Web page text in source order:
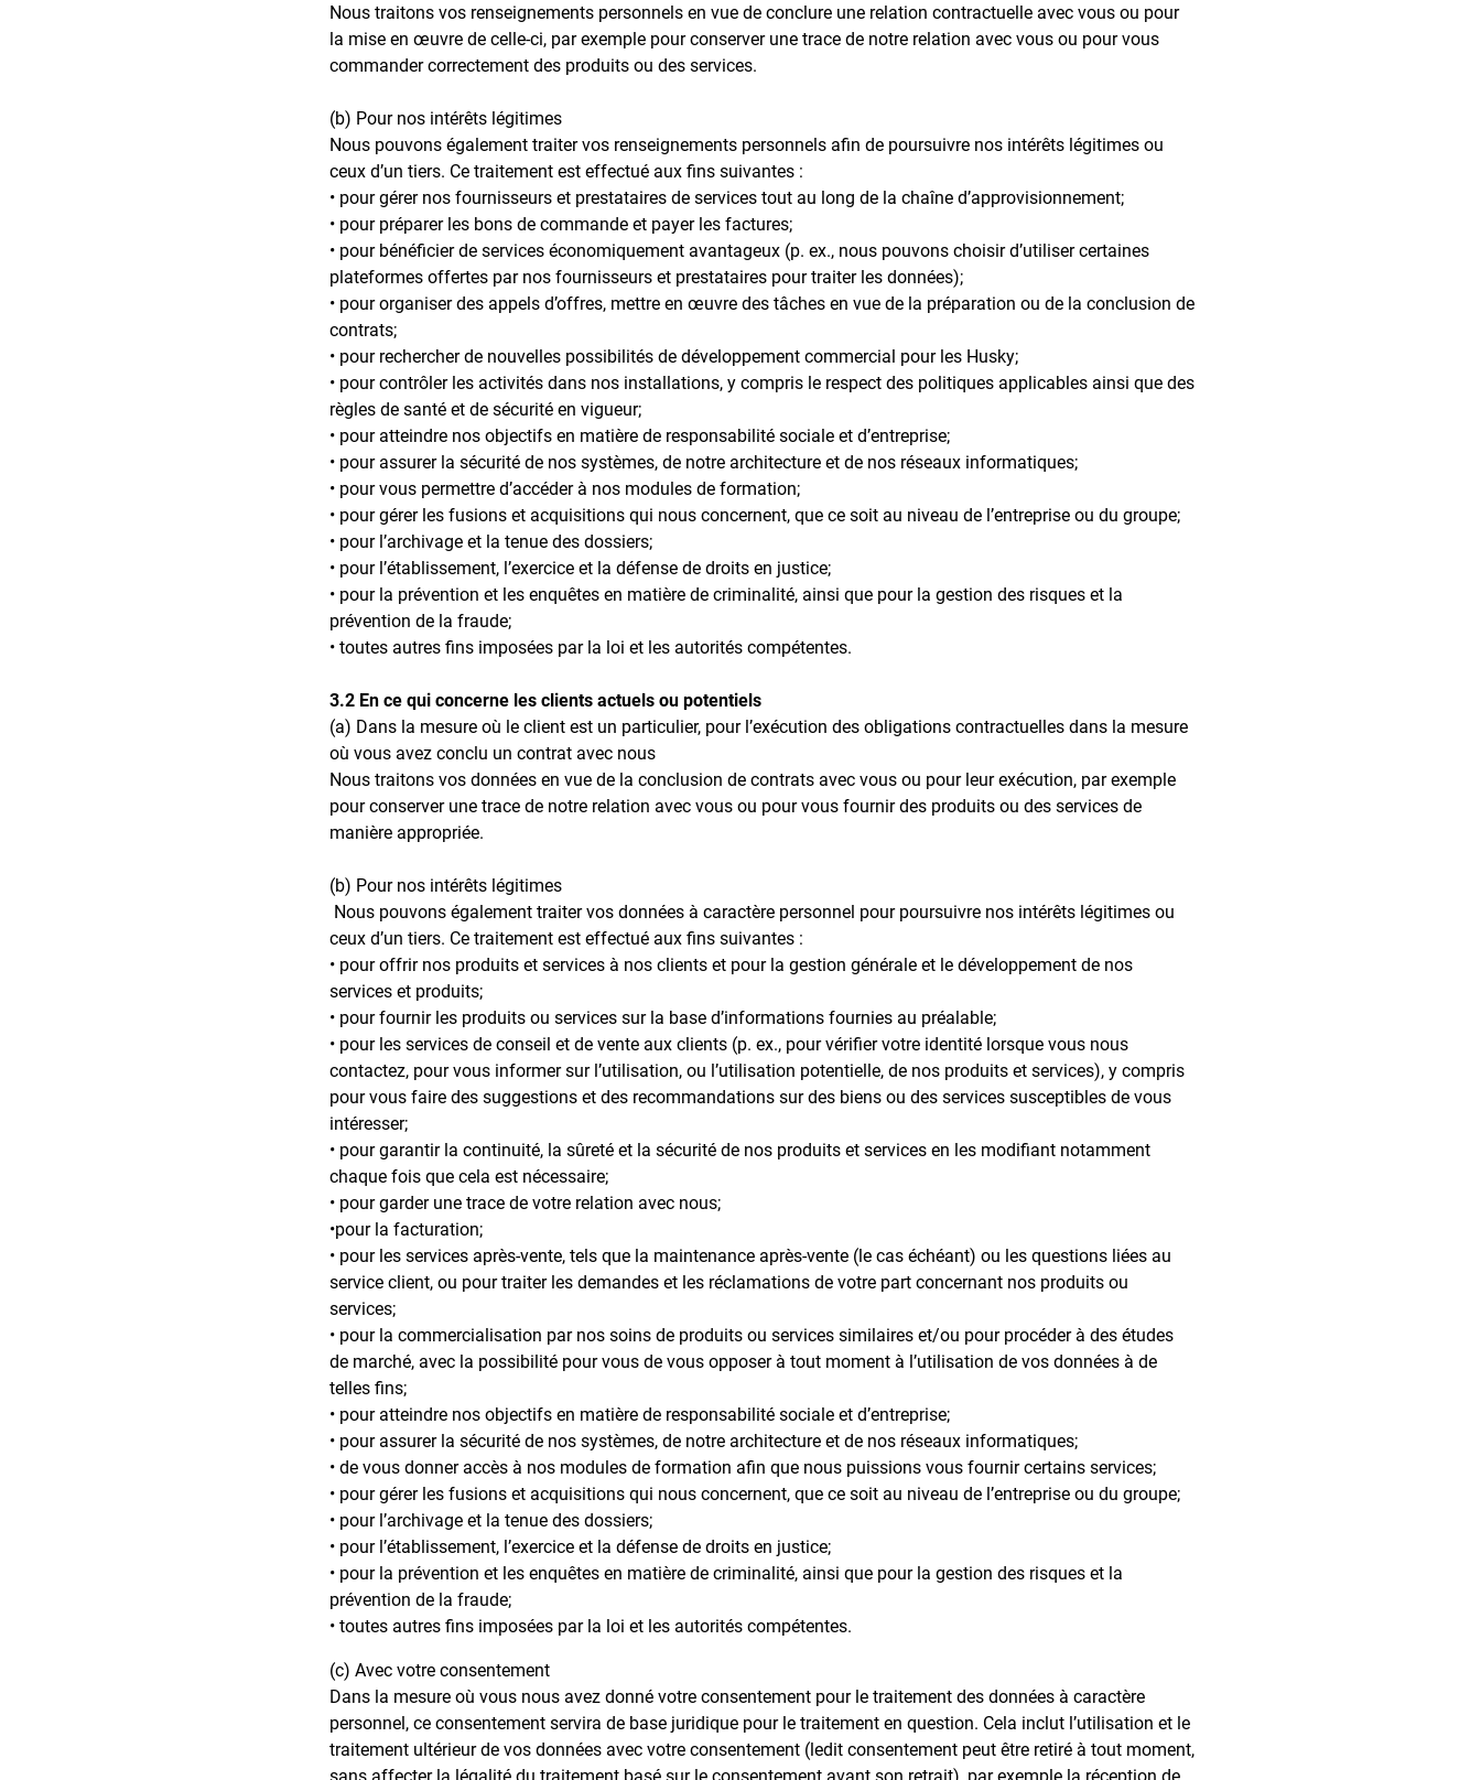
Nous traitons vos renseignements personnels en vue de conclure une relation contractuelle avec vous ou pour
la mise en œuvre de celle-ci, par exemple pour conserver une trace de notre relation avec vous ou pour vous
commander correctement des produits ou des services.
(b) Pour nos intérêts légitimes
Nous pouvons également traiter vos renseignements personnels afin de poursuivre nos intérêts légitimes ou
ceux d’un tiers. Ce traitement est effectué aux fins suivantes :
• pour gérer nos fournisseurs et prestataires de services tout au long de la chaîne d’approvisionnement;
• pour préparer les bons de commande et payer les factures;
• pour bénéficier de services économiquement avantageux (p. ex., nous pouvons choisir d’utiliser certaines
plateformes offertes par nos fournisseurs et prestataires pour traiter les données);
• pour organiser des appels d’offres, mettre en œuvre des tâches en vue de la préparation ou de la conclusion de
contrats;
• pour rechercher de nouvelles possibilités de développement commercial pour les Husky;
• pour contrôler les activités dans nos installations, y compris le respect des politiques applicables ainsi que des
règles de santé et de sécurité en vigueur;
• pour atteindre nos objectifs en matière de responsabilité sociale et d’entreprise;
• pour assurer la sécurité de nos systèmes, de notre architecture et de nos réseaux informatiques;
• pour vous permettre d’accéder à nos modules de formation;
• pour gérer les fusions et acquisitions qui nous concernent, que ce soit au niveau de l’entreprise ou du groupe;
• pour l’archivage et la tenue des dossiers;
• pour l’établissement, l’exercice et la défense de droits en justice;
• pour la prévention et les enquêtes en matière de criminalité, ainsi que pour la gestion des risques et la
prévention de la fraude;
• toutes autres fins imposées par la loi et les autorités compétentes.
3.2 En ce qui concerne les clients actuels ou potentiels
(a) Dans la mesure où le client est un particulier, pour l’exécution des obligations contractuelles dans la mesure
où vous avez conclu un contrat avec nous
Nous traitons vos données en vue de la conclusion de contrats avec vous ou pour leur exécution, par exemple
pour conserver une trace de notre relation avec vous ou pour vous fournir des produits ou des services de
manière appropriée.
(b) Pour nos intérêts légitimes
Nous pouvons également traiter vos données à caractère personnel pour poursuivre nos intérêts légitimes ou
ceux d’un tiers. Ce traitement est effectué aux fins suivantes :
• pour offrir nos produits et services à nos clients et pour la gestion générale et le développement de nos
services et produits;
• pour fournir les produits ou services sur la base d’informations fournies au préalable;
• pour les services de conseil et de vente aux clients (p. ex., pour vérifier votre identité lorsque vous nous
contactez, pour vous informer sur l’utilisation, ou l’utilisation potentielle, de nos produits et services), y compris
pour vous faire des suggestions et des recommandations sur des biens ou des services susceptibles de vous
intéresser;
• pour garantir la continuité, la sûreté et la sécurité de nos produits et services en les modifiant notamment
chaque fois que cela est nécessaire;
• pour garder une trace de votre relation avec nous;
•pour la facturation;
• pour les services après-vente, tels que la maintenance après-vente (le cas échéant) ou les questions liées au
service client, ou pour traiter les demandes et les réclamations de votre part concernant nos produits ou
services;
• pour la commercialisation par nos soins de produits ou services similaires et/ou pour procéder à des études
de marché, avec la possibilité pour vous de vous opposer à tout moment à l’utilisation de vos données à de
telles fins;
• pour atteindre nos objectifs en matière de responsabilité sociale et d’entreprise;
• pour assurer la sécurité de nos systèmes, de notre architecture et de nos réseaux informatiques;
• de vous donner accès à nos modules de formation afin que nous puissions vous fournir certains services;
• pour gérer les fusions et acquisitions qui nous concernent, que ce soit au niveau de l’entreprise ou du groupe;
• pour l’archivage et la tenue des dossiers;
• pour l’établissement, l’exercice et la défense de droits en justice;
• pour la prévention et les enquêtes en matière de criminalité, ainsi que pour la gestion des risques et la
prévention de la fraude;
• toutes autres fins imposées par la loi et les autorités compétentes.
(c) Avec votre consentement
Dans la mesure où vous nous avez donné votre consentement pour le traitement des données à caractère
personnel, ce consentement servira de base juridique pour le traitement en question. Cela inclut l’utilisation et le
traitement ultérieur de vos données avec votre consentement (ledit consentement peut être retiré à tout moment,